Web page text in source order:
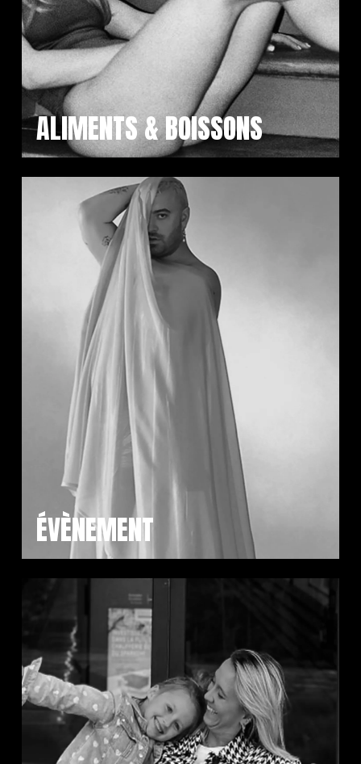
ALIMENTS & BOISSONS
ÉVÈNEMENT